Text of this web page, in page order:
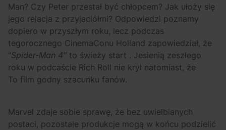
Man? Czy Peter przestał być chłopcem? Jak ułoży się
jego relacja z przyjaciółmi? Odpowiedzi poznamy
dopiero w przyszłym roku, lecz podczas
tegorocznego CinemaConu Holland zapowiedział, że
“Spider-Man 4″ to świeży start . Jesienią zeszłego
roku w podcaście Rich Roll nie krył natomiast, że
To film godny szacunku fanów.
Marvel zdaje sobie sprawę, że bez uwielbianych
postaci, pozostałe produkcje mogą w końcu podzielić